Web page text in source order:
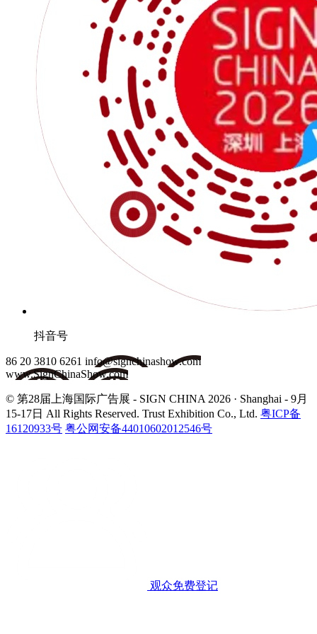
抖音号
86 20 3810 6261 info@signchinashow.com
www.SignChinaShow.com
© 第28届上海国际广告展 - SIGN CHINA 2026 · Shanghai - 9月
15-17日 All Rights Reserved. Trust Exhibition Co., Ltd. 粤ICP备
16120933号 粤公网安备44010602012546号
观众免费登记